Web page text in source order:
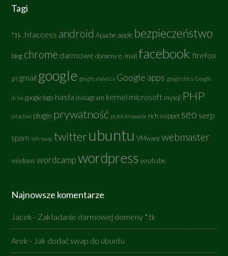
Tagi
*.tk .htaccess android Apache apple bezpieczeństwo
blog chrome darmowe domeny e-mail facebook firefox
git gmail google google analytics Google apps google docs Google
drive google logo hasła instagram kernel microsoft mysql PHP
piractwo plugin prywatność przekierowanie rich snippet seo serp
spam ssh swap twitterubuntu VMware webmaster
windows wordcamp wordpress youtube
Najnowsze komentarze
Jacek - Zakładanie darmowej domeny *.tk
Arek - Jak dodać swap do ubuntu